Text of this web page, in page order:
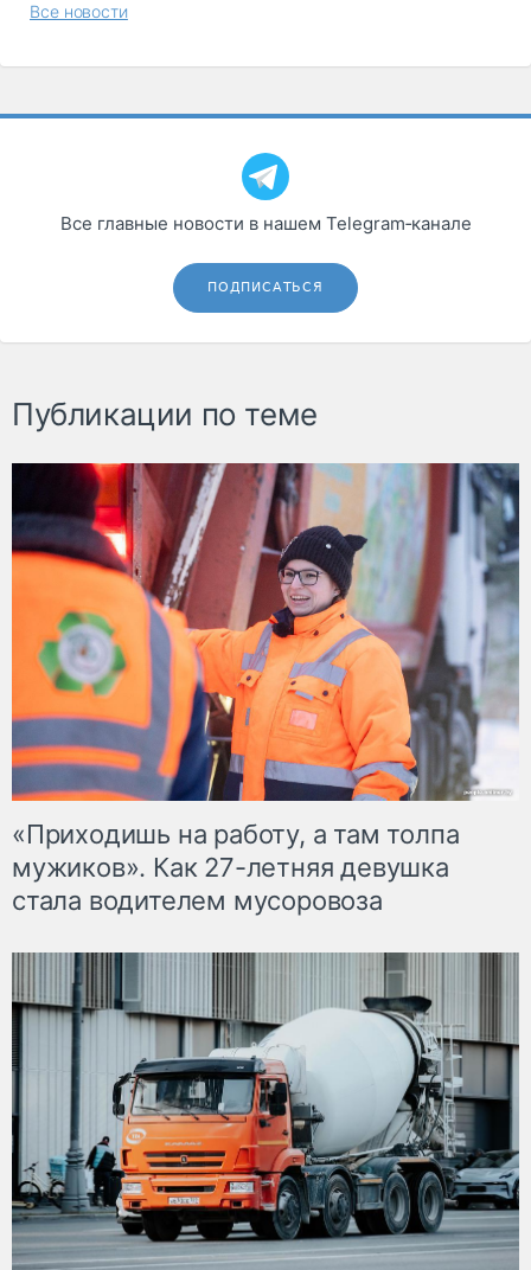
Все новости
Все главные новости в нашем Telegram‑канале
ПОДПИСАТЬСЯ
Публикации по теме
«Приходишь на работу, а там толпа
мужиков». Как 27-летняя девушка
стала водителем мусоровоза